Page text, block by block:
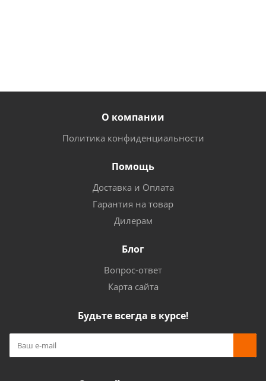
О компании
Политика конфиденциальности
Помощь
Доставка и Оплата
Гарантия на товар
Дилерам
Блог
Вопрос-ответ
Карта сайта
Будьте всегда в курсе!